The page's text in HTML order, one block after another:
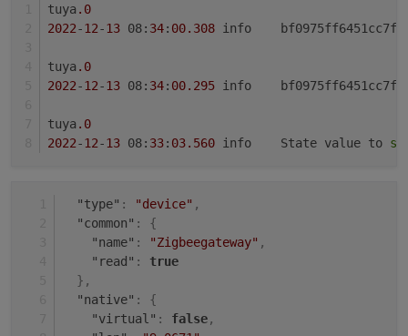
tuya .0
2022-12-13 08: 34: 00.308
info
tuya .0
2022-12-13 08: 34: 00.295
info
tuya .0
2022-12-13 08: 33: 03.560
	info	State value to
"type" : "device" ,
"common" :
{
"name" : "Zigbeegateway" ,
"read" :
true
} ,
"native" :
{
"virtual" : false,